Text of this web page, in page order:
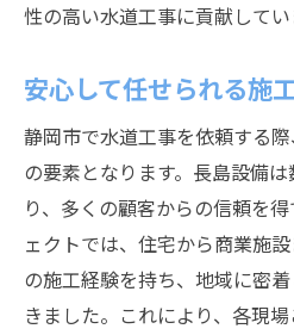
性の高い水道工事に貢献してい
安心して任せられる施
静岡市で水道工事を依頼する
の要素となります。長島設備
り、多くの顧客からの信頼を
ェクトでは、住宅から商業施
の施工経験を持ち、地域に密
きました。これにより、各現